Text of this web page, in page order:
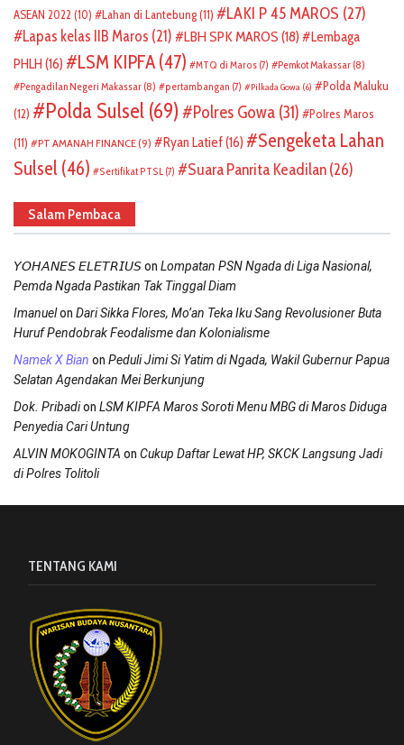
ASEAN 2022 (10) Lahan di Lantebung(11) LAKI P 45 MAROS (27)
Lapas kelas IIB Maros (21) LBH SPK MAROS (18)
Lembaga
PHLH (16) LSM KIPFA (47) MTQ di Maros (7) Pemkot Makassar (8)
Pengadilan Negeri Makassar (8) pertambangan (7) Pilkada Gowa (6)
Polda Maluku
(12)
Polda Sulsel (69) Polres Gowa (31)
Polres Maros
(11)
PT AMANAH FINANCE(9) Ryan Latief(16)
Sengeketa Lahan
Sulsel (46) Sertifikat PTSL (7) Suara Panrita Keadilan(26)
Salam Pembaca
𝘠𝘖𝘏𝘈𝘕𝘌𝘚 𝘌𝘓𝘌𝘛𝘙𝘐𝘜𝘚on Lompatan PSN Ngada di Liga Nasional,
Pemda Ngada Pastikan Tak Tinggal Diam
Imanuelon Dari Sikka Flores, Mo’an Teka Iku Sang Revolusioner Buta
Huruf Pendobrak Feodalisme dan Kolonialisme
Namek X Bian on Peduli Jimi Si Yatim di Ngada, Wakil Gubernur Papua
Selatan Agendakan Mei Berkunjung
Dok. Pribadion LSM KIPFA Maros Soroti Menu MBG di Maros Diduga
Penyedia Cari Untung
ALVIN MOKOGINTA on Cukup Daftar Lewat HP, SKCK Langsung Jadi
di Polres Tolitoli
TENTANG KAMI